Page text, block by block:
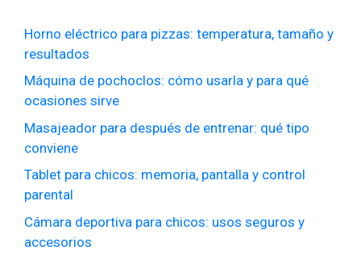
Horno eléctrico para pizzas: temperatura, tamaño y
resultados
Máquina de pochoclos: cómo usarla y para qué
ocasiones sirve
Masajeador para después de entrenar: qué tipo
conviene
Tablet para chicos: memoria, pantalla y control
parental
Cámara deportiva para chicos: usos seguros y
accesorios